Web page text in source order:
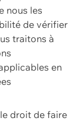
nous les
de vérifier
traitons à
en
droit de faire